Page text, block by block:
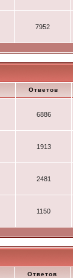
7952
Ответов
6886
1913
2481
1150
Ответов